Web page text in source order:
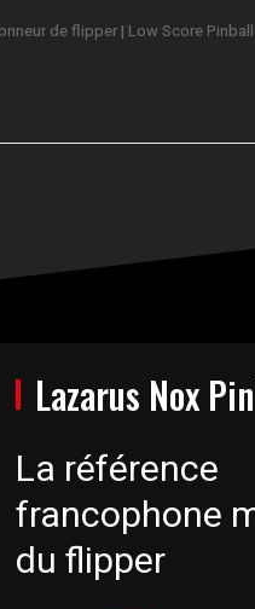
de flipper | Low Score
Lazarus Nox
La référence
francophone
du flipper